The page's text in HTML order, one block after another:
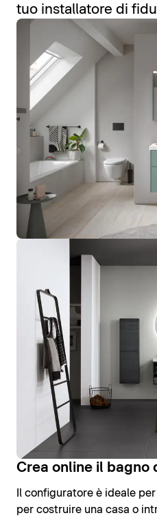
tuo installatore di
Crea online il bagno
Il configuratore è ideale
per costruire una casa o